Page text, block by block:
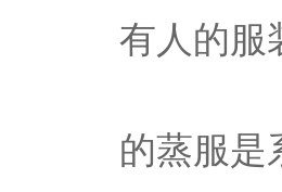
有人的服
的蒸服是